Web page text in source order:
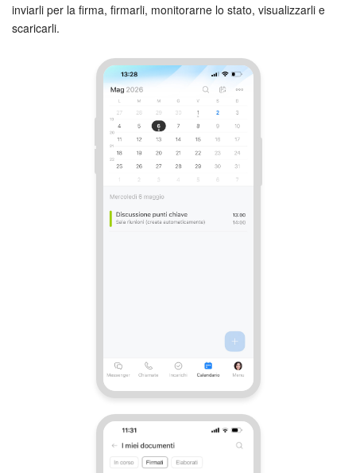
inviarli per la firma, firmarli, monitorarne lo stato, visualizzarli e
scaricarli.